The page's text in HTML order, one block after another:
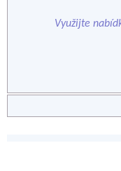
Využijte